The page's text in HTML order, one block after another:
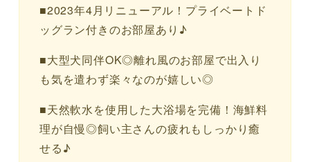
■2023年4月リニューアル！プライベートド
ッグラン付きのお部屋あり♪
■大型犬同伴OK◎離れ風のお部屋で出入り
も気を遣わず楽々なのが嬉しい◎
■天然軟水を使用した大浴場を完備！海鮮料
理が自慢◎飼い主さんの疲れもしっかり癒
せる♪